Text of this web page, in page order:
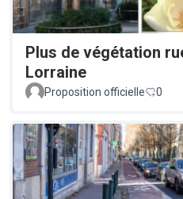
Plus de végétation
Lorraine
Proposition officielle 0